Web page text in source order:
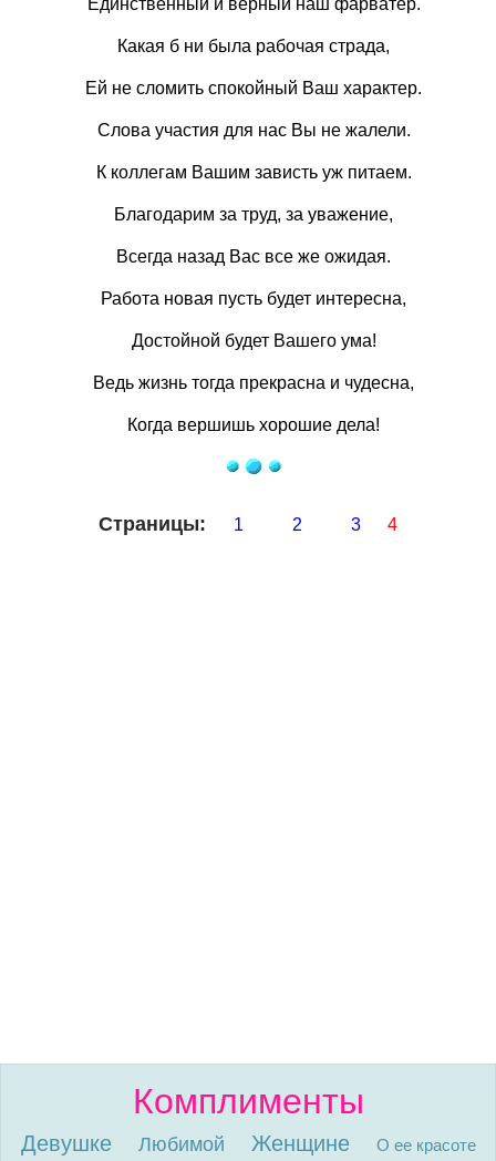
Единственный и верный наш фарватер.
Какая б ни была рабочая страда,
Ей не сломить спокойный Ваш характер.
Слова участия для нас Вы не жалели.
К коллегам Вашим зависть уж питаем.
Благодарим за труд, за уважение,
Всегда назад Вас все же ожидая.
Работа новая пусть будет интересна,
Достойной будет Вашего ума!
Ведь жизнь тогда прекрасна и чудесна,
Когда вершишь хорошие дела!
Страницы: 1 2 3 4
Комплименты
Девушке Любимой Женщине О ее красоте